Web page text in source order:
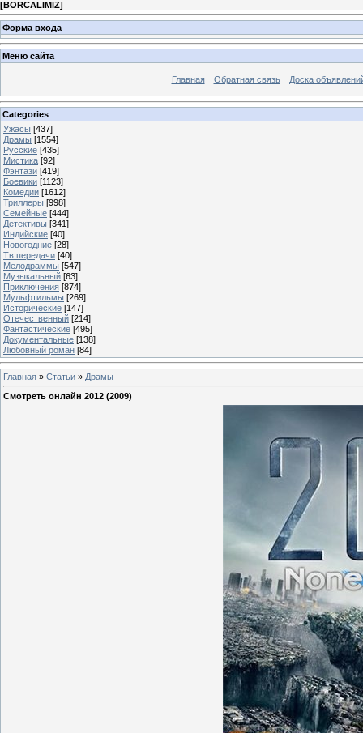
[BORCALIMIZ]
Форма входа
Меню сайта
Главная Обратная связь Доска
Categories
Ужасы [437]
Драмы [1554]
Русские [435]
Мистика [92]
Фэнтази [419]
Боевики [1123]
Комедии [1612]
Триллеры [998]
Семейные [444]
Детективы [341]
Индийские [40]
Новогодние [28]
Тв передачи [40]
Мелодраммы [547]
Музыкальный [63]
Приключения [874]
Мульфтильмы [269]
Исторические [147]
Отечественный [214]
Фантастические [495]
Документальные [138]
Любовный роман [84]
Главная » Статьи » Драмы
Смотреть онлайн 2012 (2009)